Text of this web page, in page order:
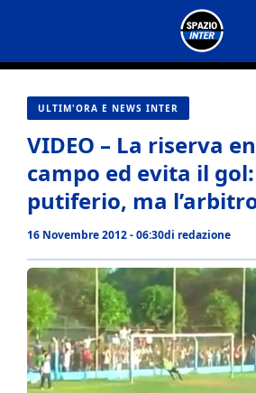
contenuto
ULTIM'ORA E NEWS INTER
VIDEO – La riserva
campo ed evita il
putiferio, ma
16 Novembre 2012 - 06:30di redazione